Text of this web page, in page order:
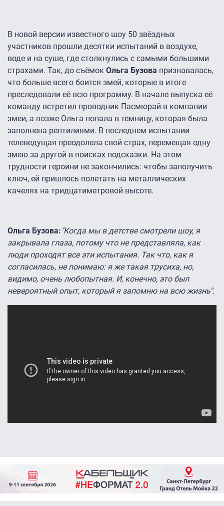
В новой версии известного шоу 50 звёздных
участников прошли десятки испытаний в воздухе,
воде и на суше, где столкнулись с самыми большими
страхами. Так, до съёмок Ольга Бузова признавалась,
что больше всего боится змей, которые в итоге
преследовали её всю программу. В начале выпуска её
команду встретил проводник Пасмюрай в компании
змеи, а позже Ольга попала в темницу, которая была
заполнена рептилиями. В последнем испытании
телеведущая преодолела свой страх, перемещая одну
змею за другой в поисках подсказки. На этом
трудности героини не закончились: чтобы заполучить
ключ, ей пришлось полетать на металлических
качелях на тридцатиметровой высоте.
Ольга Бузова: "Когда мы в детстве смотрели шоу, я
закрывала глаза, потому что не представляла, как
люди проходят все эти испытания. Так что, как я
согласилась, не понимаю: я же такая трусиха, но,
видимо, очень любопытная. И, конечно, это был
невероятный опыт, который я запомню на всю жизнь".